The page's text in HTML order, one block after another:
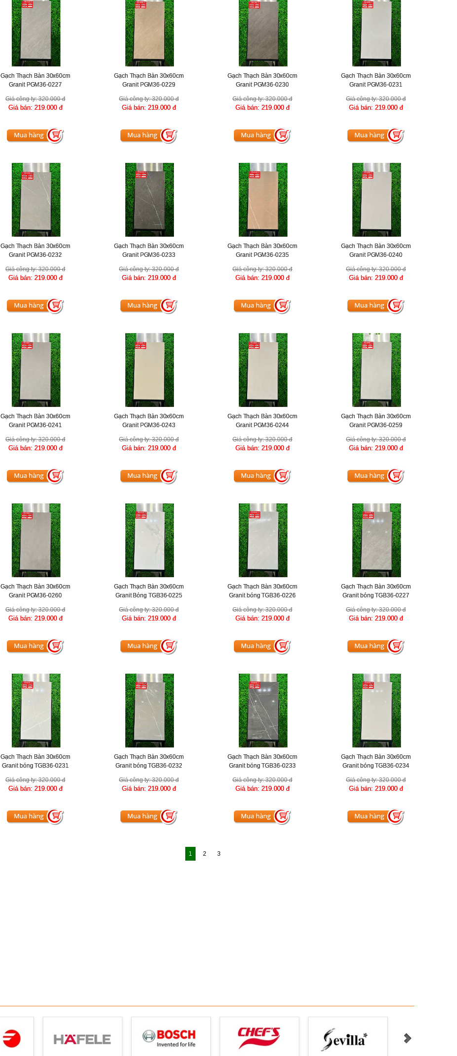
Gạch Thạch Bàn 30x60cm
Granit PGM36-0227
Giá công ty:320.000 đ
Giá bán: 219.000 đ
Gạch Thạch Bàn 30x60cm
Granit PGM36-0229
Giá công ty:320.000 đ
Giá bán: 219.000 đ
Gạch Thạch Bàn 30x60cm
Granit PGM36-0230
Giá công ty:320.000 đ
Giá bán: 219.000 đ
Gạch Thạch Bàn 30x60cm
Granit PGM36-0231
Giá công ty:320.000 đ
Giá bán: 219.000 đ
Gạch Thạch Bàn 30x60cm
Granit PGM36-0232
Giá công ty:320.000 đ
Giá bán: 219.000 đ
Gạch Thạch Bàn 30x60cm
Granit PGM36-0233
Giá công ty:320.000 đ
Giá bán: 219.000 đ
Gạch Thạch Bàn 30x60cm
Granit PGM36-0235
Giá công ty:320.000 đ
Giá bán: 219.000 đ
Gạch Thạch Bàn 30x60cm
Granit PGM36-0240
Giá công ty:320.000 đ
Giá bán: 219.000 đ
Gạch Thạch Bàn 30x60cm
Granit PGM36-0241
Giá công ty:320.000 đ
Giá bán: 219.000 đ
Gạch Thạch Bàn 30x60cm
Granit PGM36-0243
Giá công ty:320.000 đ
Giá bán: 219.000 đ
Gạch Thạch Bàn 30x60cm
Granit PGM36-0244
Giá công ty:320.000 đ
Giá bán: 219.000 đ
Gạch Thạch Bàn 30x60cm
Granit PGM36-0259
Giá công ty:320.000 đ
Giá bán: 219.000 đ
Gạch Thạch Bàn 30x60cm
Granit PGM36-0260
Giá công ty:320.000 đ
Giá bán: 219.000 đ
Gạch Thạch Bàn 30x60cm
Granit Bóng TGB36-0225
Giá công ty:320.000 đ
Giá bán: 219.000 đ
Gạch Thạch Bàn 30x60cm
Granit bóng TGB36-0226
Giá công ty:320.000 đ
Giá bán: 219.000 đ
Gạch Thạch Bàn 30x60cm
Granit bóng TGB36-0227
Giá công ty:320.000 đ
Giá bán: 219.000 đ
Gạch Thạch Bàn 30x60cm
Granit bóng TGB36-0231
Giá công ty:320.000 đ
Giá bán: 219.000 đ
Gạch Thạch Bàn 30x60cm
Granit bóng TGB36-0232
Giá công ty:320.000 đ
Giá bán: 219.000 đ
Gạch Thạch Bàn 30x60cm
Granit bóng TGB36-0233
Giá công ty:320.000 đ
Giá bán: 219.000 đ
Gạch Thạch Bàn 30x60cm
Granit bóng TGB36-0234
Giá công ty:320.000 đ
Giá bán: 219.000 đ
1 2 3